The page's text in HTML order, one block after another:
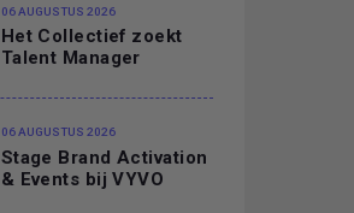
06 AUGUSTUS 2026
Het Collectief zoekt
Talent Manager
06 AUGUSTUS 2026
Stage Brand Activation
& Events bij VYVO